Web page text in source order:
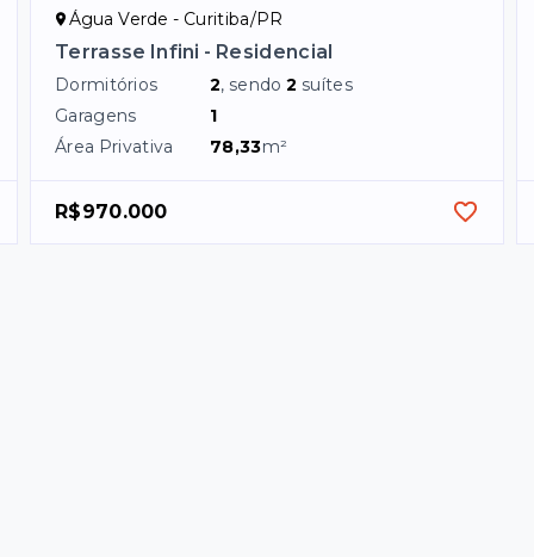
Água Verde - Curitiba/PR
Terrasse Infini - Residencial
Dormitórios 2, sendo2 suítes
Garagens
1
Área Privativa
78,33m²
R$970.000